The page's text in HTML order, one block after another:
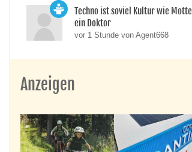
Techno ist soviel Kultur wie Motte
ein Doktor
vor 1 Stunde von Agent668
Anzeigen